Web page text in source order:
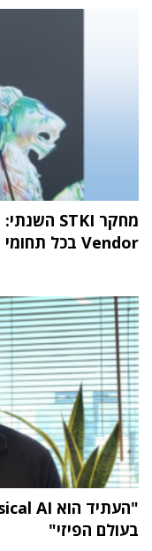
Vendor בכל תחומי שוק ה-IT
בעולם הפיזי"